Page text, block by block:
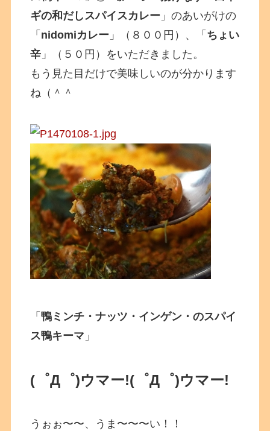
ギの和だしスパイスカレー 」のあいがけの
「 nidomiカレー 」（８００円）、「 ちょい
辛 」（５０円）をいただきました。
もう見た目だけで美味しいのが分かります
ね（＾＾
「鴨ミンチ・ナッツ・インゲン・のスパイ
ス鴨キーマ 」
(゜Д゜)ウマー!(゜Д゜)ウマー!
うぉぉ〜〜、うま〜〜〜い！！